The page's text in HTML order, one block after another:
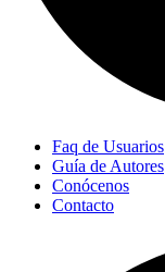
Faq de Usuarios
Guía de Autores
Conócenos
Contacto